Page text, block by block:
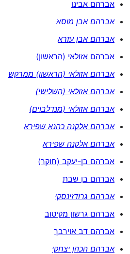
אברהם אבינו
אברהם אבן מוסא
אברהם אבן עזרא
אברהם אזולאי (הראשון)
אברהם אזולאי (הראשון) ממרקש
אברהם אזולאי (השלישי)
אברהם אזולאי (מנדלבוים)
אברהם אלקנה כהנא שפירא
אברהם אלקנה שפירא
אברהם בן-יעקב (חוקר)
אברהם בן שבת
אברהם גרודזינסקי
אברהם גרשון מקיטוב
אברהם דב אוירבך
אברהם הכהן יצחקי